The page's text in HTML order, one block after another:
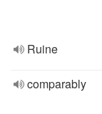
Ruine
comparably